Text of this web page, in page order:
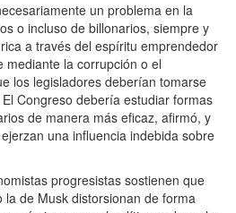
un problema en la
o incluso de billonarios, siempre y
a través del espíritu emprendedor
mediante la corrupción o el
los legisladores deberían tomarse
Congreso debería estudiar formas
de manera más eficaz, afirmó, y
una influencia indebida sobre
progresistas sostienen que
la de Musk distorsionan de forma